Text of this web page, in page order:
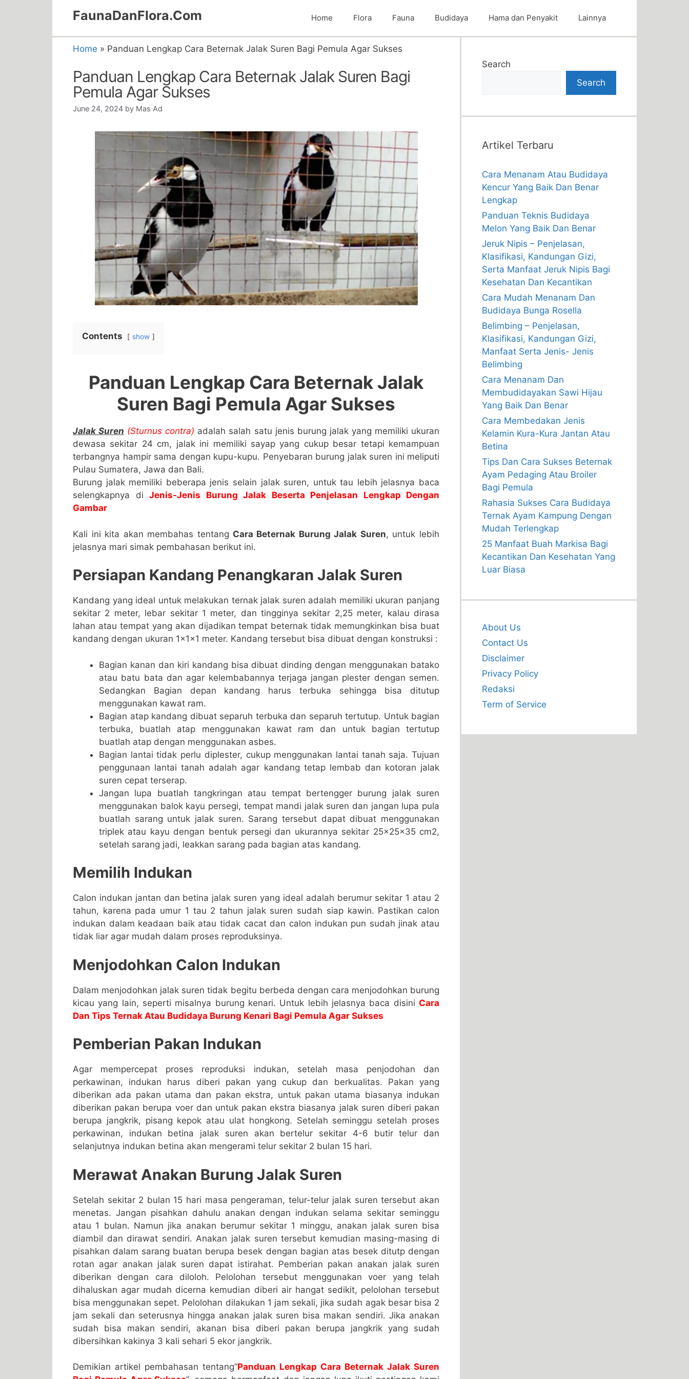
FaunaDanFlora.Com Home Flora Fauna Budidaya Hama dan Penyakit Lainnya
Home » Panduan Lengkap Cara Beternak Jalak Suren Bagi Pemula Agar Sukses
Panduan Lengkap Cara Beternak Jalak Suren Bagi
Pemula Agar Sukses
June 24, 2024 by Mas Ad
Contents show
Panduan Lengkap Cara Beternak Jalak
Suren Bagi Pemula Agar Sukses
Jalak Suren (Sturnus contra) adalah salah satu jenis burung jalak yang memiliki ukuran
dewasa sekitar 24 cm, jalak ini memiliki sayap yang cukup besar tetapi kemampuan
terbangnya hampir sama dengan kupu-kupu. Penyebaran burung jalak suren ini meliputi
Pulau Sumatera, Jawa dan Bali.
Burung jalak memiliki beberapa jenis selain jalak suren, untuk tau lebih jelasnya baca
selengkapnya di Jenis-Jenis Burung Jalak Beserta Penjelasan Lengkap Dengan
Gambar
Kali ini kita akan membahas tentang Cara Beternak Burung Jalak Suren, untuk lebih
jelasnya mari simak pembahasan berikut ini.
Persiapan Kandang Penangkaran Jalak Suren
Kandang yang ideal untuk melakukan ternak jalak suren adalah memiliki ukuran panjang
sekitar 2 meter, lebar sekitar 1 meter, dan tingginya sekitar 2,25 meter, kalau dirasa
lahan atau tempat yang akan dijadikan tempat beternak tidak memungkinkan bisa buat
kandang dengan ukuran 1x1x1 meter. Kandang tersebut bisa dibuat dengan konstruksi :
Bagian kanan dan kiri kandang bisa dibuat dinding dengan menggunakan batako
atau batu bata dan agar kelembabannya terjaga jangan plester dengan semen.
Sedangkan Bagian depan kandang harus terbuka sehingga bisa ditutup
menggunakan kawat ram.
Bagian atap kandang dibuat separuh terbuka dan separuh tertutup. Untuk bagian
terbuka, buatlah atap menggunakan kawat ram dan untuk bagian tertutup
buatlah atap dengan menggunakan asbes.
Bagian lantai tidak perlu diplester, cukup menggunakan lantai tanah saja. Tujuan
penggunaan lantai tanah adalah agar kandang tetap lembab dan kotoran jalak
suren cepat terserap.
Jangan lupa buatlah tangkringan atau tempat bertengger burung jalak suren
menggunakan balok kayu persegi, tempat mandi jalak suren dan jangan lupa pula
buatlah sarang untuk jalak suren. Sarang tersebut dapat dibuat menggunakan
triplek atau kayu dengan bentuk persegi dan ukurannya sekitar 25x25x35 cm2,
setelah sarang jadi, leakkan sarang pada bagian atas kandang.
Memilih Indukan
Calon indukan jantan dan betina jalak suren yang ideal adalah berumur sekitar 1 atau 2
tahun, karena pada umur 1 tau 2 tahun jalak suren sudah siap kawin. Pastikan calon
indukan dalam keadaan baik atau tidak cacat dan calon indukan pun sudah jinak atau
tidak liar agar mudah dalam proses reproduksinya.
Menjodohkan Calon Indukan
Dalam menjodohkan jalak suren tidak begitu berbeda dengan cara menjodohkan burung
kicau yang lain, seperti misalnya burung kenari. Untuk lebih jelasnya baca disini Cara
Dan Tips Ternak Atau Budidaya Burung Kenari Bagi Pemula Agar Sukses
Pemberian Pakan Indukan
Agar mempercepat proses reproduksi indukan, setelah masa penjodohan dan
perkawinan, indukan harus diberi pakan yang cukup dan berkualitas. Pakan yang
diberikan ada pakan utama dan pakan ekstra, untuk pakan utama biasanya indukan
diberikan pakan berupa voer dan untuk pakan ekstra biasanya jalak suren diberi pakan
berupa jangkrik, pisang kepok atau ulat hongkong. Setelah seminggu setelah proses
perkawinan, indukan betina jalak suren akan bertelur sekitar 4-6 butir telur dan
selanjutnya indukan betina akan mengerami telur sekitar 2 bulan 15 hari.
Merawat Anakan Burung Jalak Suren
Setelah sekitar 2 bulan 15 hari masa pengeraman, telur-telur jalak suren tersebut akan
menetas. Jangan pisahkan dahulu anakan dengan indukan selama sekitar seminggu
atau 1 bulan. Namun jika anakan berumur sekitar 1 minggu, anakan jalak suren bisa
diambil dan dirawat sendiri. Anakan jalak suren tersebut kemudian masing-masing di
pisahkan dalam sarang buatan berupa besek dengan bagian atas besek ditutp dengan
rotan agar anakan jalak suren dapat istirahat. Pemberian pakan anakan jalak suren
diberikan dengan cara diloloh. Pelolohan tersebut menggunakan voer yang telah
dihaluskan agar mudah dicerna kemudian diberi air hangat sedikit, pelolohan tersebut
bisa menggunakan sepet. Pelolohan dilakukan 1 jam sekali, jika sudah agak besar bisa 2
jam sekali dan seterusnya hingga anakan jalak suren bisa makan sendiri. Jika anakan
sudah bisa makan sendiri, akanan bisa diberi pakan berupa jangkrik yang sudah
dibersihkan kakinya 3 kali sehari 5 ekor jangkrik.
Demikian artikel pembahasan tentang”Panduan Lengkap Cara Beternak Jalak Suren
Search
Search
Artikel Terbaru
Cara Menanam Atau Budidaya
Kencur Yang Baik Dan Benar
Lengkap
Panduan Teknis Budidaya
Melon Yang Baik Dan Benar
Jeruk Nipis – Penjelasan,
Klasifikasi, Kandungan Gizi,
Serta Manfaat Jeruk Nipis Bagi
Kesehatan Dan Kecantikan
Cara Mudah Menanam Dan
Budidaya Bunga Rosella
Belimbing – Penjelasan,
Klasifikasi, Kandungan Gizi,
Manfaat Serta Jenis- Jenis
Belimbing
Cara Menanam Dan
Membudidayakan Sawi Hijau
Yang Baik Dan Benar
Cara Membedakan Jenis
Kelamin Kura-Kura Jantan Atau
Betina
Tips Dan Cara Sukses Beternak
Ayam Pedaging Atau Broiler
Bagi Pemula
Rahasia Sukses Cara Budidaya
Ternak Ayam Kampung Dengan
Mudah Terlengkap
25 Manfaat Buah Markisa Bagi
Kecantikan Dan Kesehatan Yang
Luar Biasa
About Us
Contact Us
Disclaimer
Privacy Policy
Redaksi
Term of Service